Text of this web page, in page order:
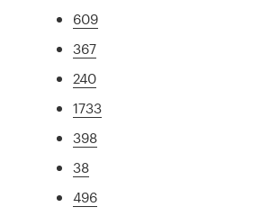
609
367
240
1733
398
38
496